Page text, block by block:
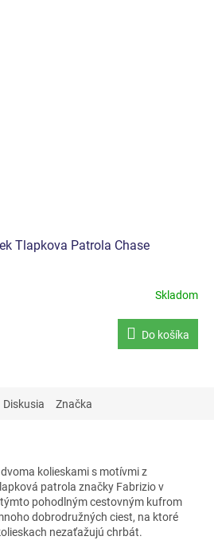
Tlapkova Patrola Chase
Skladom
Do košíka
Diskusia Značka
kolieskami s motívmi z
patrola značky Fabrizio v
pohodlným cestovným kufrom
dobrodružných ciest, na ktoré
nezaťažujú chrbát.